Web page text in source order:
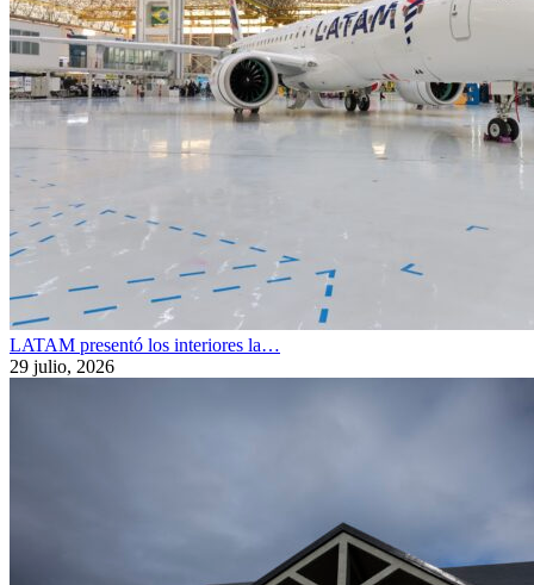
LATAM presentó los interiores la…
29 julio, 2026